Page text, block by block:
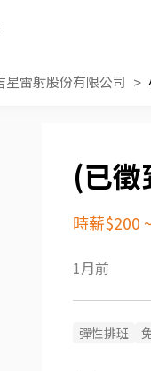
星雷射股份有限公司
時薪$200
1月前
彈性排班